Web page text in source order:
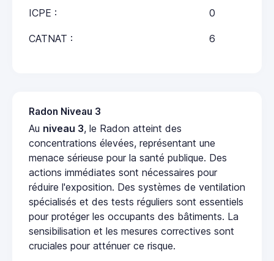
ICPE : 0
CATNAT : 6
Radon Niveau 3
Au niveau 3, le Radon atteint des
concentrations élevées, représentant une
menace sérieuse pour la santé publique. Des
actions immédiates sont nécessaires pour
réduire l'exposition. Des systèmes de ventilation
spécialisés et des tests réguliers sont essentiels
pour protéger les occupants des bâtiments. La
sensibilisation et les mesures correctives sont
cruciales pour atténuer ce risque.